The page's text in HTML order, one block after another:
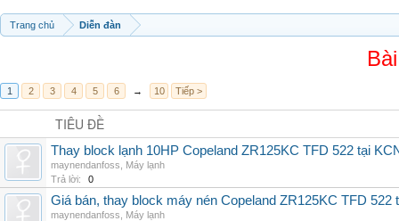
Trang chủ Diễn đàn
1 2 3 4 5 6 → 10 Tiếp >
TIÊU ĐỀ
Thay block lạnh 10HP Copeland ZR125KC TFD 522 tại
maynendanfoss
Máy lạnh
Trả lời:
0
Giá bán, thay block máy nén Copeland ZR125KC TFD
maynendanfoss
Máy lạnh